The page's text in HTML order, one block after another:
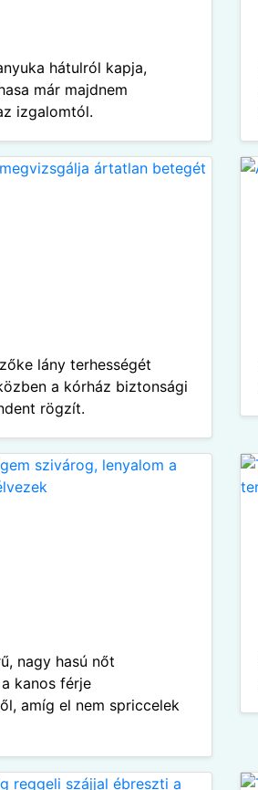
hátulról kapja,
már majdnem
izgalomtól.
lány terhességét
a kórház biztonsági
rögzít.
nagy hasú nőt
kanos férje
amíg el nem spriccelek